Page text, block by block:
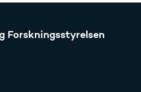
Forskningsstyrelsen